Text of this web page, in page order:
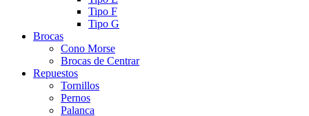
Tipo F
Tipo G
Brocas
Cono Morse
Brocas de Centrar
Repuestos
Tornillos
Pernos
Palanca